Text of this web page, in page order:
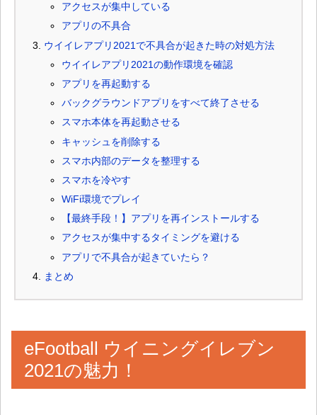
アクセスが集中している
アプリの不具合
ウイイレアプリ2021で不具合が起きた時の対処方法
ウイイレアプリ2021の動作環境を確認
アプリを再起動する
バックグラウンドアプリをすべて終了させる
スマホ本体を再起動させる
キャッシュを削除する
スマホ内部のデータを整理する
スマホを冷やす
WiFi環境でプレイ
【最終手段！】アプリを再インストールする
アクセスが集中するタイミングを避ける
アプリで不具合が起きていたら？
まとめ
eFootball ウイニングイレブン
2021の魅力！